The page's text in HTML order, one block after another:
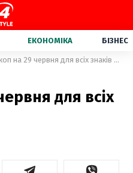
ЕКОНОМІКА БІЗНЕС
Гороскоп на 29 червня для всіх знаків зодіаку
для всіх